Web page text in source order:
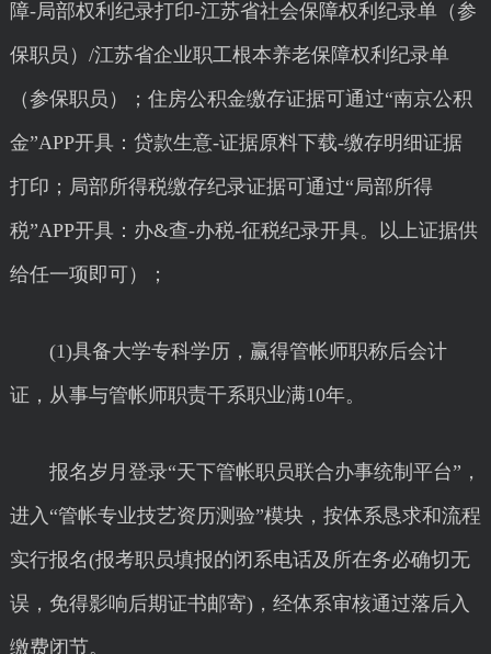
障-局部权利纪录打印-江苏省社会保障权利纪录单（参
保职员）/江苏省企业职工根本养老保障权利纪录单
（参保职员）；住房公积金缴存证据可通过“南京公积
金”APP开具：贷款生意-证据原料下载-缴存明细证据
打印；局部所得税缴存纪录证据可通过“局部所得
税”APP开具：办&查-办税-征税纪录开具。以上证据供
给任一项即可）；
(1)具备大学专科学历，赢得管帐师职称后会计
证，从事与管帐师职责干系职业满10年。
报名岁月登录“天下管帐职员联合办事统制平台”，
进入“管帐专业技艺资历测验”模块，按体系恳求和流程
实行报名(报考职员填报的闭系电话及所在务必确切无
误，免得影响后期证书邮寄)，经体系审核通过落后入
缴费闭节。